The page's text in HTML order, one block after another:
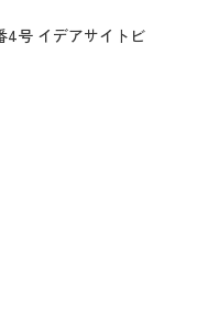
4号 イデアサイトビ